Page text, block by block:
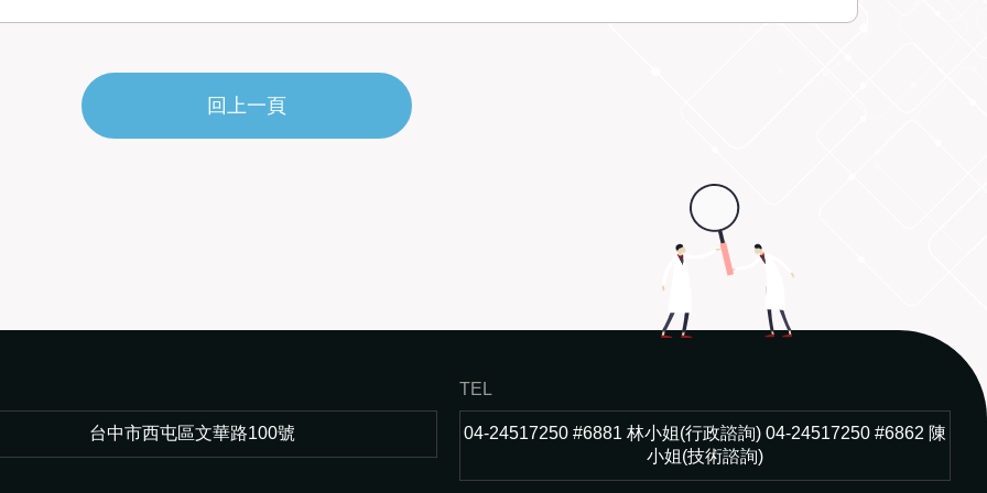
回上一頁
台中市西屯區文華路100號
TEL
04-24517250 #6881 林小姐(行政諮詢) 04-24517250 #6862 陳
小姐(技術諮詢)